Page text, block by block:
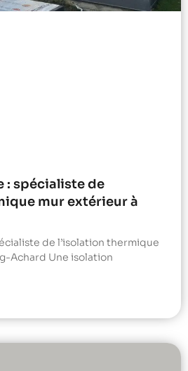
: spécialiste de
mur extérieur à
de l’isolation thermique
Achard Une isolation